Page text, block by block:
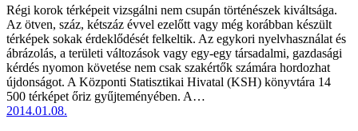
Régi korok térképeit vizsgálni nem csupán történészek kiváltsága.
Az ötven, száz, kétszáz évvel ezelőtt vagy még korábban készült
térképek sokak érdeklődését felkeltik. Az egykori nyelvhasználat és
ábrázolás, a területi változások vagy egy-egy társadalmi, gazdasági
kérdés nyomon követése nem csak szakértők számára hordozhat
újdonságot. A Központi Statisztikai Hivatal (KSH) könyvtára 14
500 térképet őriz gyűjteményében. A…
2014.01.08.